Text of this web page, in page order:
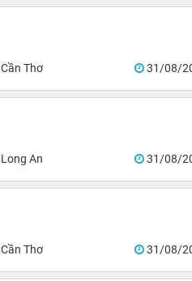
Cần Thơ 31/08/
Long An 31/08/
Cần Thơ 31/08/